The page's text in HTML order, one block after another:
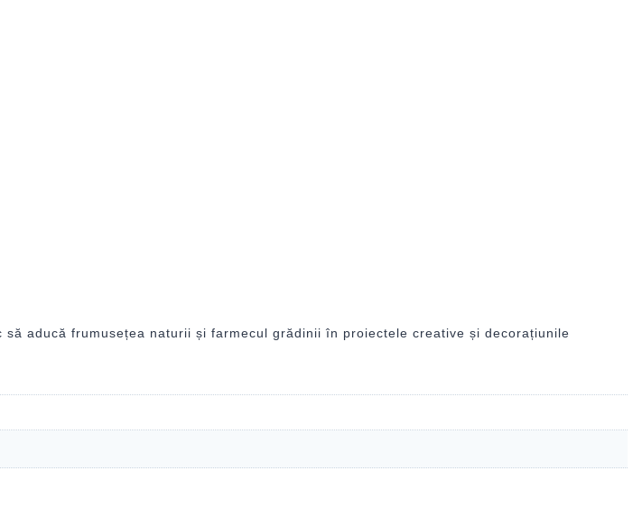
aducă frumusețea naturii și farmecul grădinii în proiectele creative și decorațiunile